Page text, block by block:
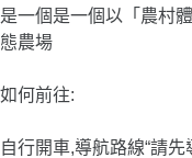
是一個是一個以「農村
態農場
如何前往:
自行開車,導航路線“請先